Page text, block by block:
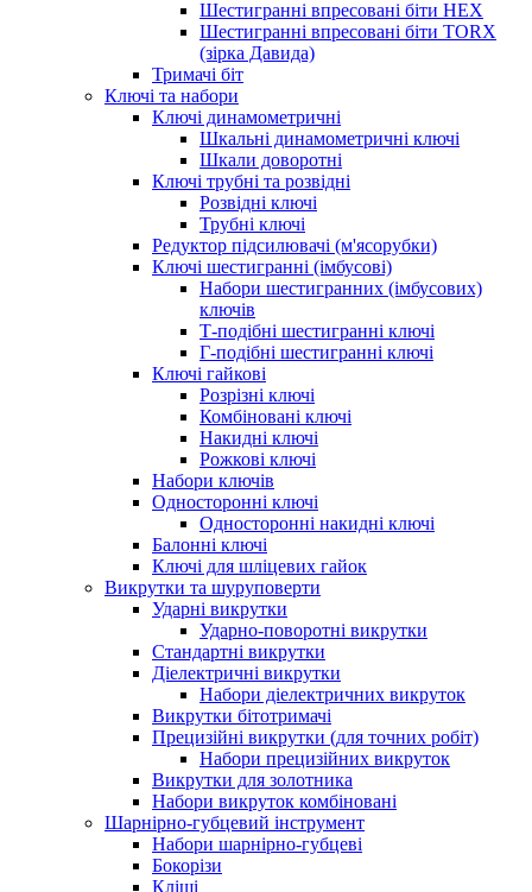
Шестигранні впресовані біти HEX
Шестигранні впресовані біти TORX
(зірка Давида)
Тримачі біт
Ключі та набори
Ключі динамометричні
Шкальні динамометричні ключі
Шкали доворотні
Ключі трубні та розвідні
Розвідні ключі
Трубні ключі
Редуктор підсилювачі (м'ясорубки)
Ключі шестигранні (імбусові)
Набори шестигранних (імбусових)
ключів
Т-подібні шестигранні ключі
Г-подібні шестигранні ключі
Ключі гайкові
Розрізні ключі
Комбіновані ключі
Накидні ключі
Рожкові ключі
Набори ключів
Односторонні ключі
Односторонні накидні ключі
Балонні ключі
Ключі для шліцевих гайок
Викрутки та шуруповерти
Ударні викрутки
Ударно-поворотні викрутки
Стандартні викрутки
Діелектричні викрутки
Набори діелектричних викруток
Викрутки бітотримачі
Прецизійні викрутки (для точних робіт)
Набори прецизійних викруток
Викрутки для золотника
Набори викруток комбіновані
Шарнірно-губцевий інструмент
Набори шарнірно-губцеві
Бокорізи
Кліщі